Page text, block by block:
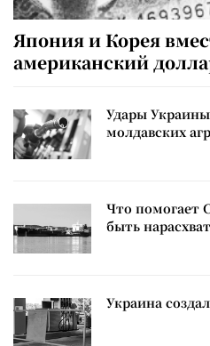
Япония и Корея
американский
Удары
молдавских
Что помогает
быть нарасхват
Украина